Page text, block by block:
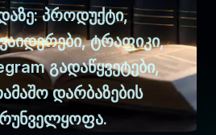
პროდუქტი,
ტრაფიკი,
გადაწყვეტები,
დარბაზების